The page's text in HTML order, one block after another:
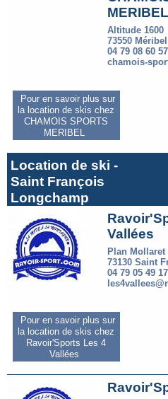
MERIBEL
Altitude 1600
73550 Méribel
04 79 08 60 57
chamois-
Pour en savoir plus sur
la location de skis chez
CHAMOIS SPORTS
MERIBEL
Location de ski -
Saint François
Longchamp
Vallées
Plan Mollaret
73130 Saint
04 79 05 49 17
Pour en savoir plus sur
la location de skis chez
Ravoir'Sports Les 4
Vallées